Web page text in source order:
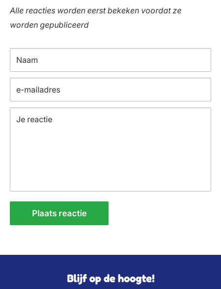
Alle reacties worden eerst bekeken voordat ze
worden gepubliceerd
Naam
e-mailadres
Je reactie
Plaats reactie
Blijf op de hoogte!